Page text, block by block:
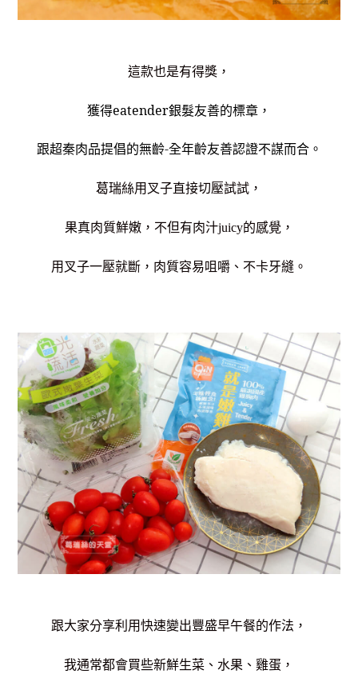
這款也是有得獎，
獲得eatender銀髮友善的標章，
跟超秦肉品提倡的無齡-全年齡友善認證不謀而合。
葛瑞絲用叉子直接切壓試試，
果真肉質鮮嫩，不但有肉汁juicy的感覺，
用叉子一壓就斷，肉質容易咀嚼、不卡牙縫。
跟大家分享利用快速變出豐盛早午餐的作法，
我通常都會買些新鮮生菜、水果、雞蛋，